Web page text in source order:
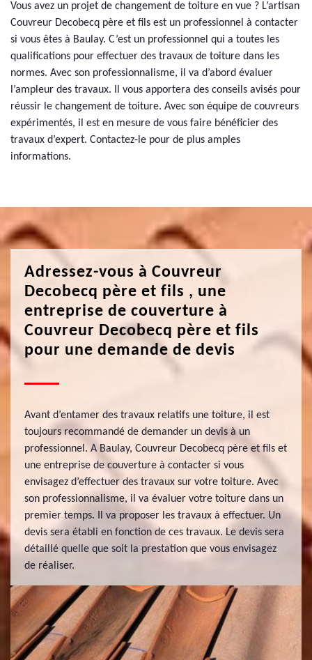
Vous avez un projet de changement de toiture en vue ? L’artisan
Couvreur Decobecq père et fils est un professionnel à contacter
si vous êtes à Baulay. C’est un professionnel qui a toutes les
qualifications pour effectuer des travaux de toiture dans les
normes. Avec son professionnalisme, il va d’abord évaluer
l’ampleur des travaux. Il vous apportera des conseils avisés pour
réussir le changement de toiture. Avec son équipe de couvreurs
expérimentés, il est en mesure de vous faire bénéficier des
travaux d’expert. Contactez-le pour de plus amples
informations.
Adressez-vous à Couvreur
Decobecq père et fils , une
entreprise de couverture à
Couvreur Decobecq père et fils
pour une demande de devis
Avant d’entamer des travaux relatifs une toiture, il est
toujours recommandé de demander un devis à un
professionnel. A Baulay, Couvreur Decobecq père et fils et
une entreprise de couverture à contacter si vous
envisagez d’effectuer des travaux sur votre toiture. Avec
son professionnalisme, il va évaluer votre toiture dans un
premier temps. Il va proposer les travaux à effectuer. Un
devis sera établi en fonction de ces travaux. Le devis sera
détaillé quelle que soit la prestation que vous envisagez
de réaliser.